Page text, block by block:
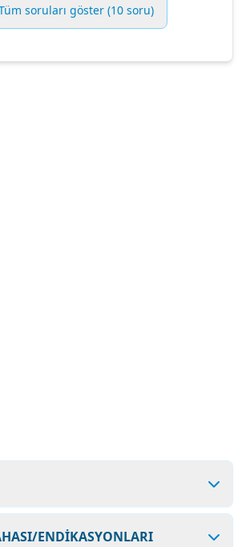
soruları göster (10 soru)
ENDİKASYONLARI